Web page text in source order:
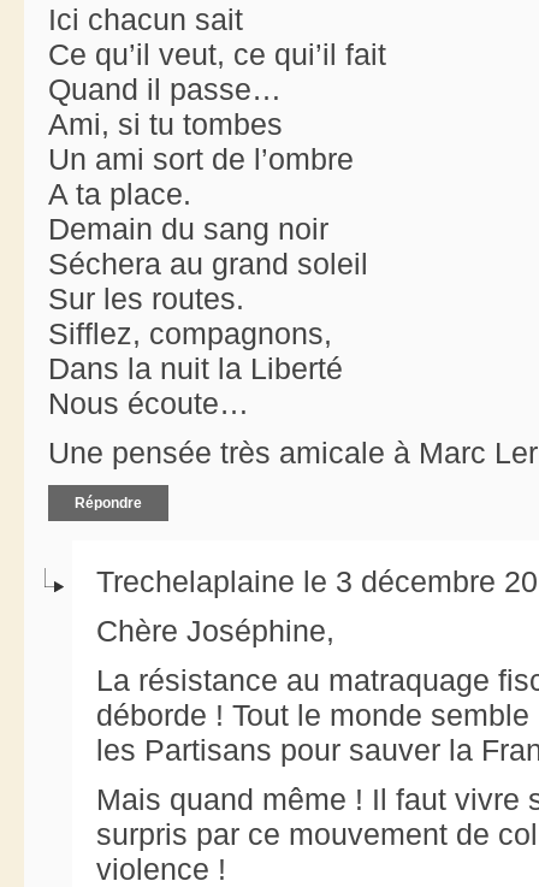
Ici chacun sait
Ce qu’il veut, ce qui’il fait
Quand il passe…
Ami, si tu tombes
Un ami sort de l’ombre
A ta place.
Demain du sang noir
Séchera au grand soleil
Sur les routes.
Sifflez, compagnons,
Dans la nuit la Liberté
Nous écoute…
Une pensée très amicale à Marc
Répondre
Trechelaplaine le 3 décembre
Chère Joséphine,
La résistance au matraquage
déborde ! Tout le monde
les Partisans pour sauver la
Mais quand même ! Il faut vivre
surpris par ce mouvement de
violence !